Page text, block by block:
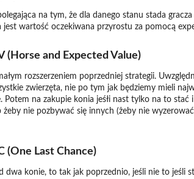
na tym, że dla danego stanu stada
jest wartość oczekiwana przyrostu za pomocą
(Horse and Expected Value)
rozszerzeniem poprzedniej strategii.
zwierzęta, nie po tym jak będziemy mieli
Potem na zakupie konia jeśłi nast tylko na to
żeby nie pozbywać się innych (żeby nie
(One Last Chance)
dwa konie, to tak jak poprzednio, jeśli nie to jeśli